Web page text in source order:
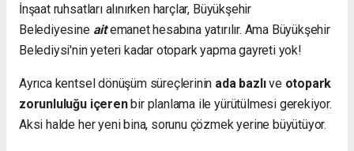
İnşaat ruhsatları alınırken harçlar, Büyükşehir
Belediyesine aitemanet hesabına yatırılır. Ama Büyükşehir
Belediysi'nin yeteri kadar otopark yapma gayreti yok!
Ayrıca kentsel dönüşüm süreçlerinin ada bazlıve otopark
zorunluluğu içerenbir planlama ile yürütülmesi gerekiyor.
Aksi halde her yeni bina, sorunu çözmek yerine büyütüyor.